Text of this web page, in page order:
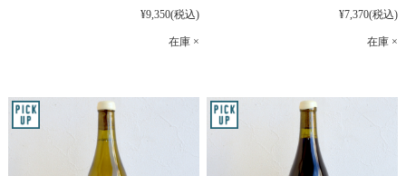
¥9,350(税込)
在庫 ×
¥7,370(税込)
在庫 ×